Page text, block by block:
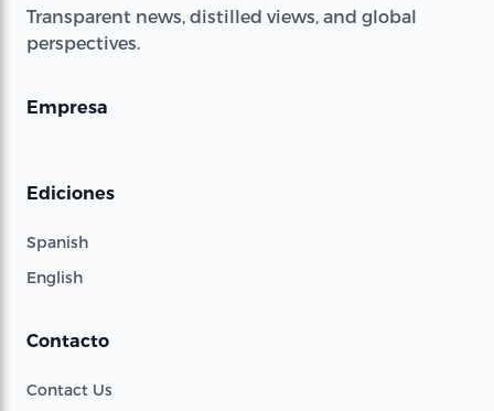
Transparent news, distilled views, and global
perspectives.
Empresa
Ediciones
Spanish
English
Contacto
Contact Us